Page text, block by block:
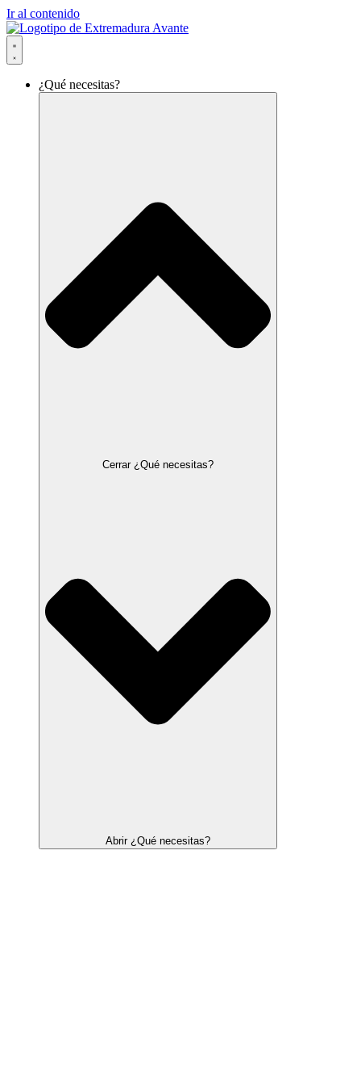
Ir al contenido
¿Qué necesitas?
Cerrar ¿Qué necesitas?
Abrir ¿Qué necesitas?